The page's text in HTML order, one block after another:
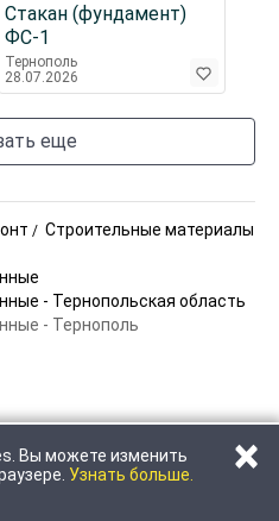
Стакан (фундамент)
ФС-1
Тернополь
28.07.2026
еще
Строительные материалы
- Тернопольская область
- Тернополь
Вы можете изменить
Узнать больше. ×
НАПИСАТЬ